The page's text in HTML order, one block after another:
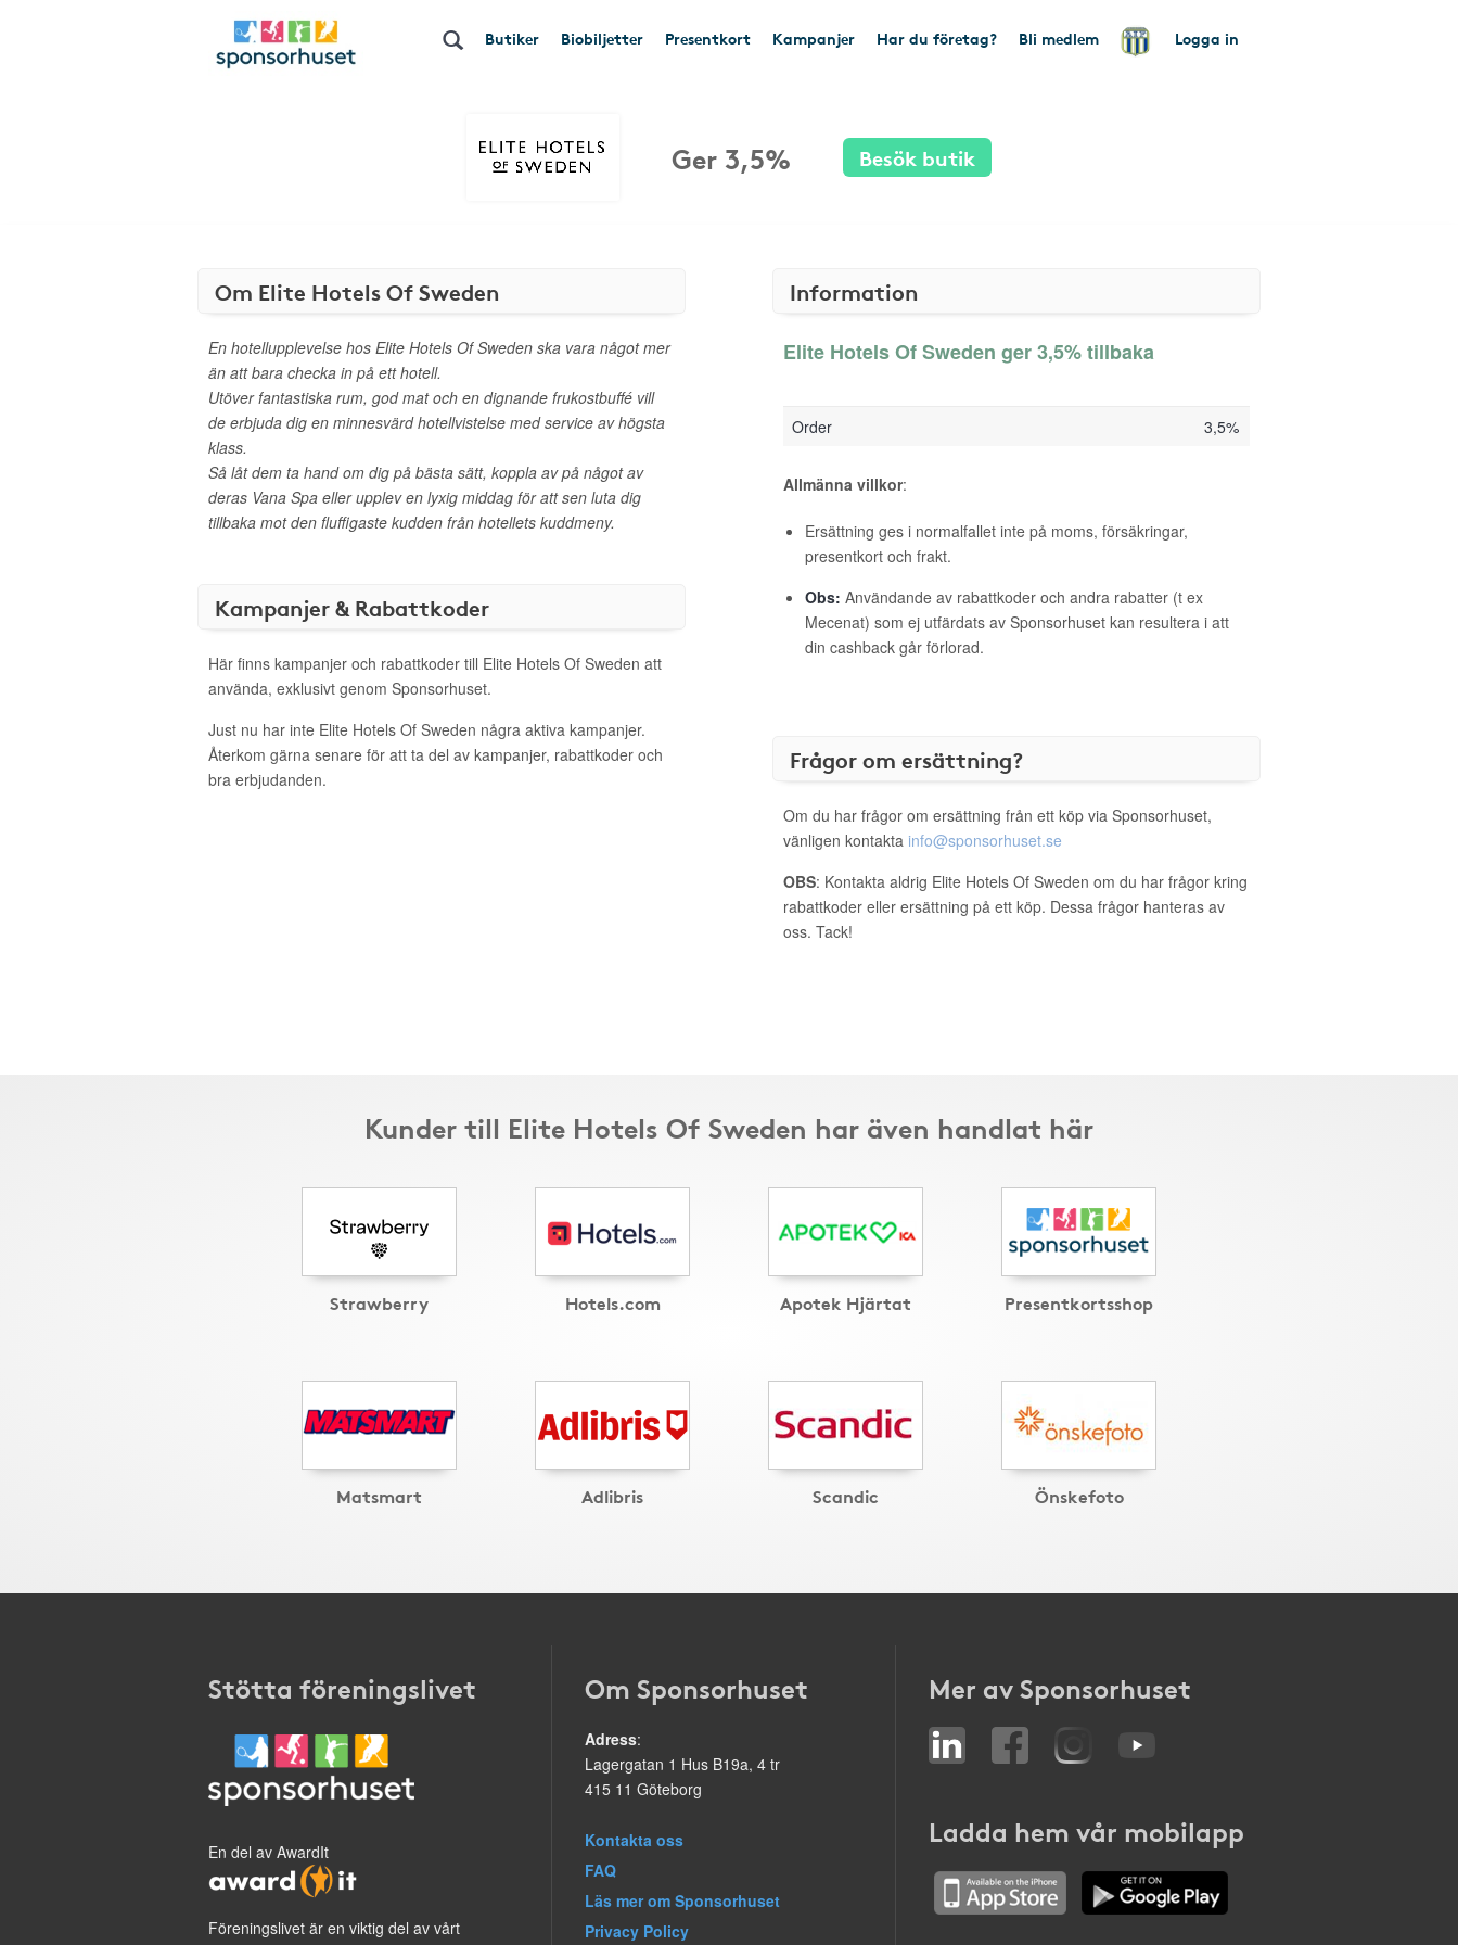
Butiker Biobiljetter Presentkort Kampanjer Har du företag? Bli medlem Logga in
Ger 3,5% Besök butik
Om Elite Hotels Of Sweden
En hotellupplevelse hos Elite Hotels Of Sweden ska vara något mer
än att bara checka in på ett hotell.
Utöver fantastiska rum, god mat och en dignande frukostbuffé vill
de erbjuda dig en minnesvärd hotellvistelse med service av högsta
klass.
Så låt dem ta hand om dig på bästa sätt, koppla av på något av
deras Vana Spa eller upplev en lyxig middag för att sen luta dig
tillbaka mot den fluffigaste kudden från hotellets kuddmeny.
Kampanjer & Rabattkoder
Här finns kampanjer och rabattkoder till Elite Hotels Of Sweden att
använda, exklusivt genom Sponsorhuset.
Just nu har inte Elite Hotels Of Sweden några aktiva kampanjer.
Återkom gärna senare för att ta del av kampanjer, rabattkoder och
bra erbjudanden.
Information
Elite Hotels Of Sweden ger 3,5% tillbaka
Order 3,5%
Allmänna villkor:
Ersättning ges i normalfallet inte på moms, försäkringar,
presentkort och frakt.
Obs: Användande av rabattkoder och andra rabatter (t ex
Mecenat) som ej utfärdats av Sponsorhuset kan resultera i att
din cashback går förlorad.
Frågor om ersättning?
Om du har frågor om ersättning från ett köp via Sponsorhuset,
vänligen kontakta info@sponsorhuset.se
OBS: Kontakta aldrig Elite Hotels Of Sweden om du har frågor kring
rabattkoder eller ersättning på ett köp. Dessa frågor hanteras av
oss. Tack!
Kunder till Elite Hotels Of Sweden har även handlat här
Strawberry Hotels.com Apotek Hjärtat Presentkortsshop
Matsmart Adlibris Scandic Önskefoto
Stötta föreningslivet
En del av AwardIt
Föreningslivet är en viktig del av vårt
Om Sponsorhuset
Adress:
Lagergatan 1 Hus B19a, 4 tr
415 11 Göteborg
Kontakta oss
FAQ
Läs mer om Sponsorhuset
Privacy Policy
Mer av Sponsorhuset
Ladda hem vår mobilapp